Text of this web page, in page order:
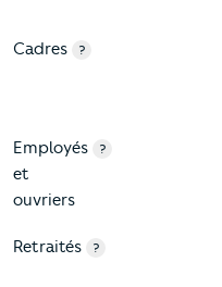
Cadres ?
Employés
et
ouvriers
?
Retraités ?